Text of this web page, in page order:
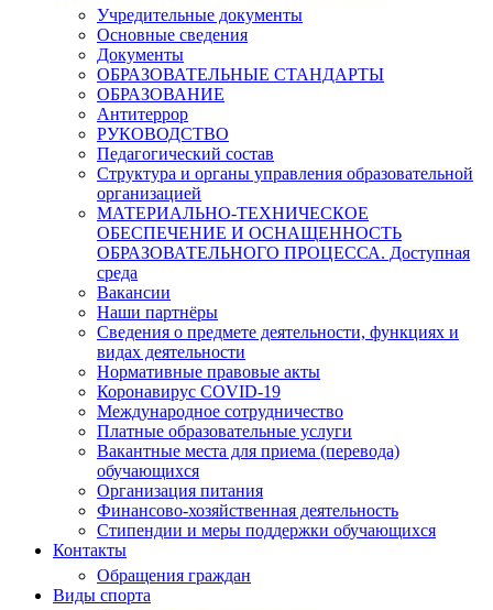
Учредительные документы
Основные сведения
Документы
ОБРАЗОВАТЕЛЬНЫЕ СТАНДАРТЫ
ОБРАЗОВАНИЕ
Антитеррор
РУКОВОДСТВО
Педагогический состав
Структура и органы управления образовательной
организацией
МАТЕРИАЛЬНО-ТЕХНИЧЕСКОЕ
ОБЕСПЕЧЕНИЕ И ОСНАЩЕННОСТЬ
ОБРАЗОВАТЕЛЬНОГО ПРОЦЕССА. Доступная
среда
Вакансии
Наши партнёры
Сведения о предмете деятельности, функциях и
видах деятельности
Нормативные правовые акты
Коронавирус COVID-19
Международное сотрудничество
Платные образовательные услуги
Вакантные места для приема (перевода)
обучающихся
Организация питания
Финансово-хозяйственная деятельность
Стипендии и меры поддержки обучающихся
Контакты
Обращения граждан
Виды спорта